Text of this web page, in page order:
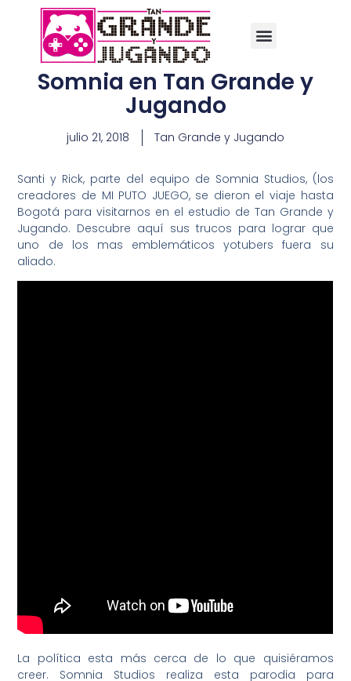
Somnia en Tan Grande y
Jugando
julio 21, 2018 Tan Grande y Jugando
Santi y Rick, parte del equipo de Somnia Studios, (los
creadores de MI PUTO JUEGO, se dieron el viaje hasta
Bogotá para visitarnos en el estudio de Tan Grande y
Jugando. Descubre aquí sus trucos para lograr que
uno de los mas emblemáticos yotubers fuera su
aliado.
La política esta más cerca de lo que quisiéramos
creer. Somnia Studios realiza esta parodia para